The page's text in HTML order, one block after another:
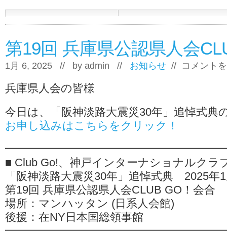
第19回 兵庫県公認県人会
1月 6, 2025 // by admin // お知らせ //
第
公
会
GO！
会
は
コメント
兵庫県人会の皆様
今日は、「阪神淡路大震災30年」追悼式典
お申し込みはこちらをクリック！
■ Club Go!、神戸インターナショナルクラ
「阪神淡路大震災30年」追悼式典 2025年
第19回 兵庫県公認県人会CLUB GO！会合
場所：マンハッタン (日系人会館)
後援：在NY日本国総領事館